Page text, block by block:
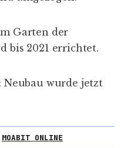
Garten der
bis 2021 errichtet.
: Neubau wurde jetzt
MOABIT ONLINE